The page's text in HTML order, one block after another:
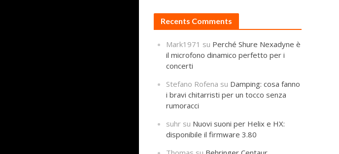
Recents Comments
Mark1971 su Perché Shure Nexadyne è
il microfono dinamico perfetto per i
concerti
Stefano Rofena su Damping: cosa fanno
i bravi chitarristi per un tocco senza
rumoracci
suhr su Nuovi suoni per Helix e HX:
disponibile il firmware 3.80